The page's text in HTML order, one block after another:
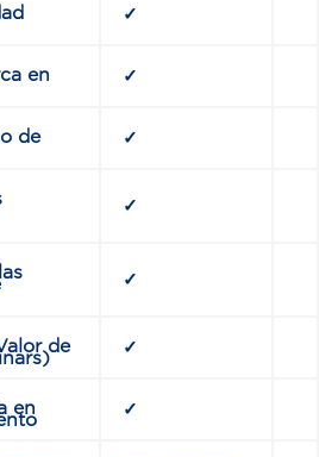
✓
en
✓
de
✓
✓
✓
de
✓
en
✓